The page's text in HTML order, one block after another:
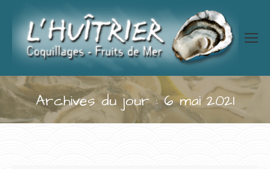
Archives du jour :6 mai 2021
Vous êtes ici :